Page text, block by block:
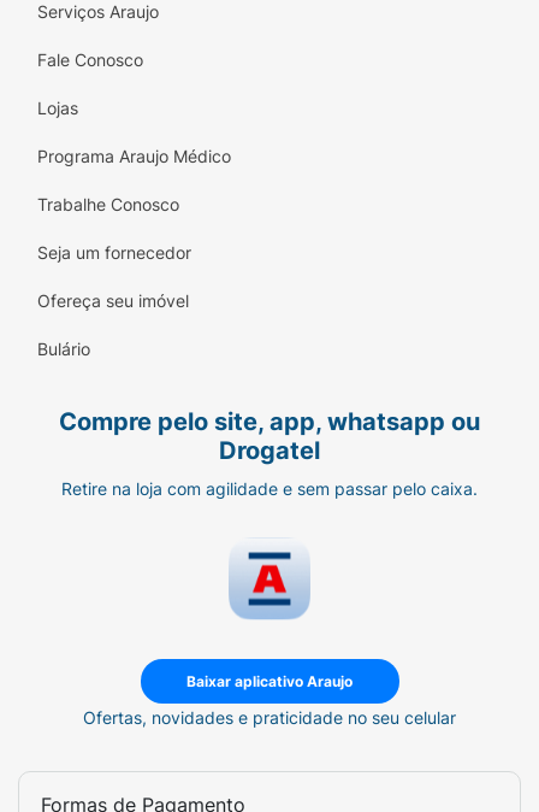
Serviços Araujo
Fale Conosco
Lojas
Programa Araujo Médico
Trabalhe Conosco
Seja um fornecedor
Ofereça seu imóvel
Bulário
Compre pelo site, app, whatsapp ou
Drogatel
Retire na loja com agilidade e sem passar pelo caixa.
Baixar aplicativo Araujo
Ofertas, novidades e praticidade no seu celular
Formas de Pagamento